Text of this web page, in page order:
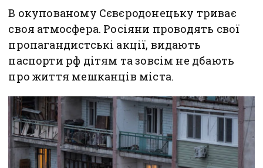
В окупованому Сєвєродонецьку триває
своя атмосфера. Росіяни проводять свої
пропагандистські акції, видають
паспорти рф дітям та зовсім не дбають
про життя мешканців міста.